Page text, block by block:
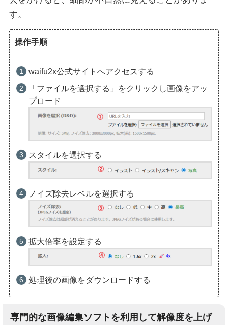
す。
操作手順
waifu2x公式サイトへアクセスする
「ファイルを選択する」をクリックし画像をアッ
プロード
スタイルを選択する
ノイズ除去レベルを選択する
拡大倍率を設定する
処理後の画像をダウンロードする
専門的な画像編集ソフトを利用して解像度を上げ